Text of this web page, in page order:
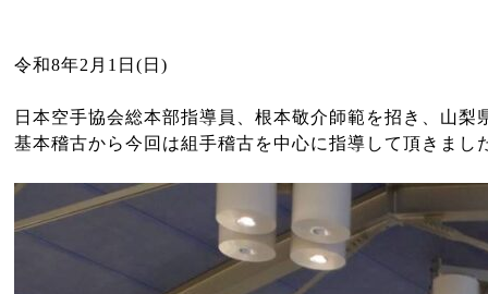
令和8年2月1日(日)
日本空手協会総本部指導員、根本敬介師範を招き、山
基本稽古から今回は組手稽古を中心に指導して頂きまし